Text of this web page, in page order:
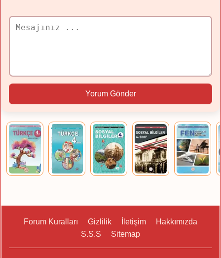
Yorum Gönder
Forum Kuralları Gizlilik İletişim
Hakkımızda
S.S.S
Sitemap